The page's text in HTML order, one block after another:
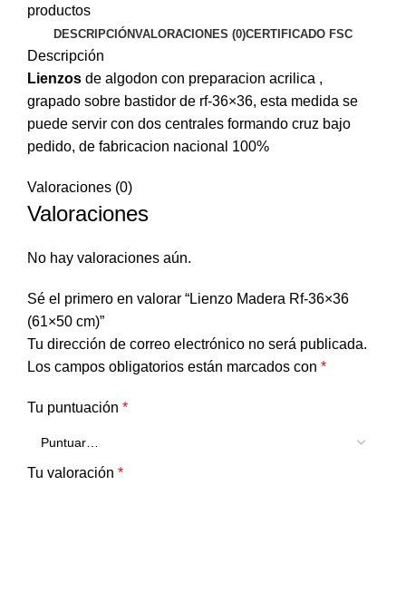
cantidad
productos
DESCRIPCIÓNVALORACIONES (0)CERTIFICADO FSC
Descripción
Lienzos de algodon con preparacion acrilica ,
grapado sobre bastidor de rf-36×36, esta medida se
puede servir con dos centrales formando cruz bajo
pedido, de fabricacion nacional 100%
Valoraciones (0)
Valoraciones
No hay valoraciones aún.
Sé el primero en valorar “Lienzo Madera Rf-36×36
(61×50 cm)”
Tu dirección de correo electrónico no será publicada.
Los campos obligatorios están marcados con *
Tu puntuación *
Tu valoración *